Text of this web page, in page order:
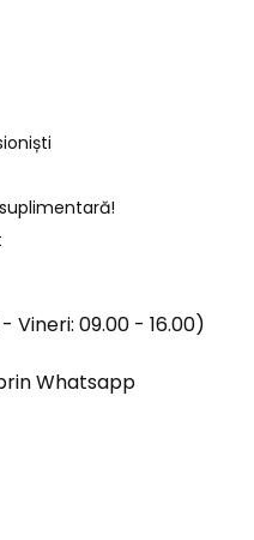
Vineri: 09.00 - 16.00)
Whatsapp